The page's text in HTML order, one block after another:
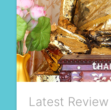
Latest Review